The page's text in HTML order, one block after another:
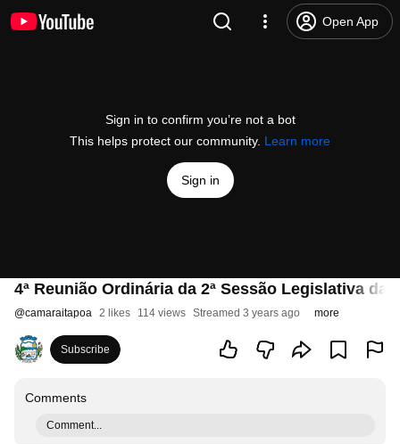
Open App
Sign in to confirm you’re not a bot
This helps protect our community. Learn more
Sign in
4ª Reunião Ordinária da 2ª Sessão Legislativa da
@camaraitapoa 2 likes 114 views Streamed 3 years ago more
Subscribe
Comments
Comment...